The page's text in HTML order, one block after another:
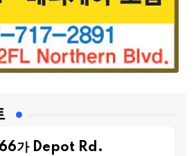
가 Depot Rd.